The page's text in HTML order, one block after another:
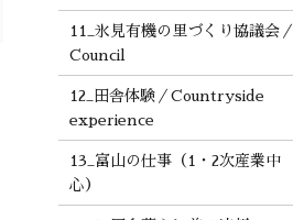
11_氷見有機の里づくり協議会／
Council
12_田舎体験／Countryside
experience
13_富山の仕事（1・2次産業中
心）